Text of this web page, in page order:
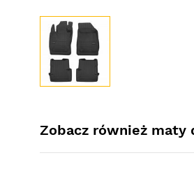
Zobacz również maty